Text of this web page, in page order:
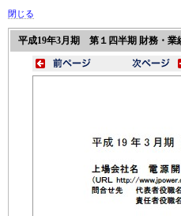
閉じる
平成19年3月期 第１四半期 財務・業